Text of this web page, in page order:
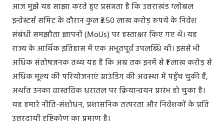
आज मुझे यह साझा करते हुए प्रसन्नता है कि उत्तराखंड ग्लोबल
इन्वेस्टर्स समिट के दौरान कुल ₹3.50 लाख करोड़ रुपये के निवेश
संबंधी समझौता ज्ञापनों (MoUs) पर हस्ताक्षर किए गए थे। यह
राज्य के आर्थिक इतिहास में एक अभूतपूर्व उपलब्धि थी। इससे भी
अधिक संतोषजनक तथ्य यह है कि अब तक इनमें से ₹1 लाख करोड़ से
अधिक मूल्य की परियोजनाएं ग्राउंडिंग की अवस्था में पहुँच चुकी हैं,
अर्थात उनका वास्तविक धरातल पर क्रियान्वयन प्रारंभ हो चुका है।
यह हमारे नीति-संशोधन, प्रशासनिक तत्परता और निवेशकों के प्रति
उत्तरदायी दृष्टिकोण का प्रमाण है।